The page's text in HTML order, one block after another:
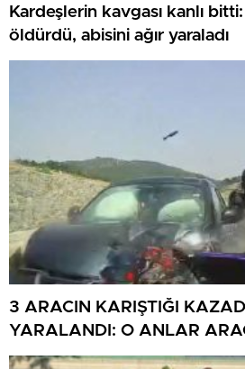
Kardeşlerin kavgası kanlı
öldürdü, abisini ağır yaraladı
3 ARACIN KARIŞTIĞI
YARALANDI: O ANLAR
YANSIDI